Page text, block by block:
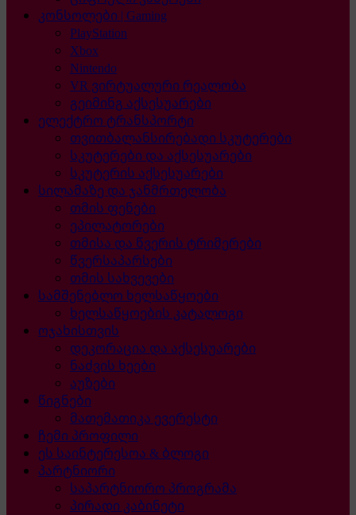
კონსოლები | Gaming
PlayStation
Xbox
Nintendo
VR ვირტუალური რეალობა
გეიმინგ აქსესუარები
ელექტრო ტრანსპორტი
თვითბალანსირებადი სკუტერები
სკუტერები და აქსესუარები
სკუტერის აქსესუარები
სილამაზე და ჯანმრთელობა
თმის ფენები
ეპილატორები
თმისა და წვერის ტრიმერები
წვერსაპარსები
თმის სახვევები
სამშენებლო ხელსაწყოები
ხელსაწყოების კატალოგი
ოჯახისთვის
დეკორაცია და აქსესუარები
ნაძვის ხეები
აუზები
წიგნები
მათემათიკა ევერესტი
ჩემი პროფილი
ეს საინტერესოა & ბლოგი
პარტნიორი
საპარტნიორო პროგრამა
პირადი კაბინეტი